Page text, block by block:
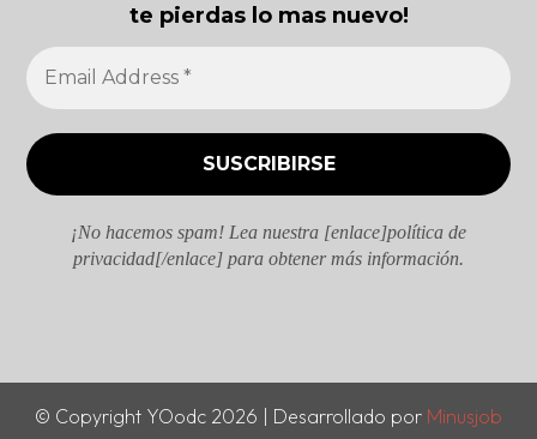
te pierdas lo mas nuevo!
¡No hacemos spam! Lea nuestra [enlace]política de
privacidad[/enlace] para obtener más información.
© Copyright YOodc 2026 | Desarrollado por Minusjob